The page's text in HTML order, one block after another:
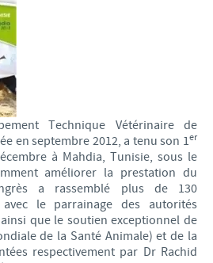
Technique Vétérinaire de
en septembre 2012, a tenu son 1er
à Mahdia, Tunisie, sous le
améliorer la prestation du
a rassemblé plus de 130
le parrainage des autorités
que le soutien exceptionnel de
de la Santé Animale) et de la
respectivement par Dr Rachid